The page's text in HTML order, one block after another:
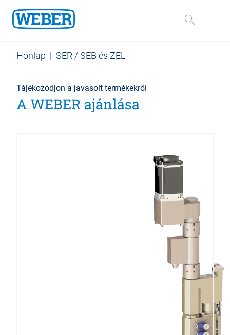
Honlap | SER / SEB és ZEL
Tájékozódjon a javasolt termékekről
A WEBER ajánlása